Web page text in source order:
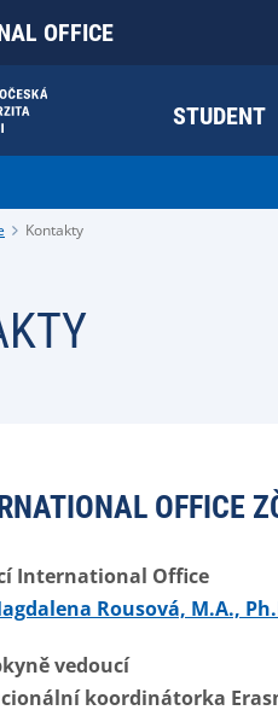
OFFICE
STUDENT
Kontakty
OFFICE
International Office
Rousová, M.A.,
vedoucí
koordinátorka